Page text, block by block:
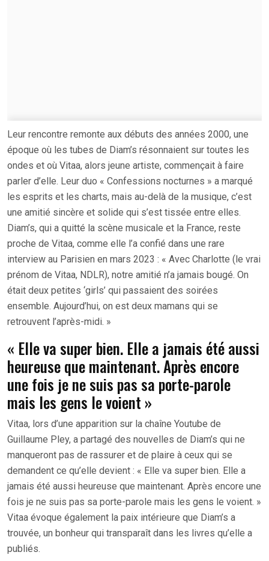
Leur rencontre remonte aux débuts des années 2000, une
époque où les tubes de Diam’s résonnaient sur toutes les
ondes et où Vitaa, alors jeune artiste, commençait à faire
parler d’elle. Leur duo « Confessions nocturnes » a marqué
les esprits et les charts, mais au-delà de la musique, c’est
une amitié sincère et solide qui s’est tissée entre elles.
Diam’s, qui a quitté la scène musicale et la France, reste
proche de Vitaa, comme elle l’a confié dans une rare
interview au Parisien en mars 2023 : « Avec Charlotte (le vrai
prénom de Vitaa, NDLR), notre amitié n’a jamais bougé. On
était deux petites ‘girls’ qui passaient des soirées
ensemble. Aujourd’hui, on est deux mamans qui se
retrouvent l’après-midi. »
« Elle va super bien. Elle a jamais été aussi
heureuse que maintenant. Après encore
une fois je ne suis pas sa porte-parole
mais les gens le voient »
Vitaa, lors d’une apparition sur la chaîne Youtube de
Guillaume Pley, a partagé des nouvelles de Diam’s qui ne
manqueront pas de rassurer et de plaire à ceux qui se
demandent ce qu’elle devient : « Elle va super bien. Elle a
jamais été aussi heureuse que maintenant. Après encore une
fois je ne suis pas sa porte-parole mais les gens le voient. »
Vitaa évoque également la paix intérieure que Diam’s a
trouvée, un bonheur qui transparaît dans les livres qu’elle a
publiés.